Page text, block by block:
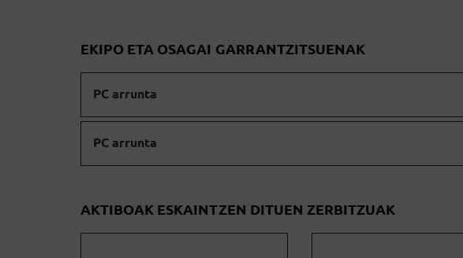
EKIPO ETA OSAGAI GARRANTZITSUENAK
PC arrunta
PC arrunta
AKTIBOAK ESKAINTZEN DITUEN ZERBITZUAK